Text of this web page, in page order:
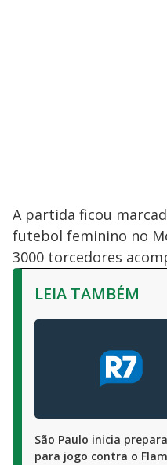
A partida ficou
futebol feminino no
3000 torcedores
LEIA TAMBÉM
São Paulo inicia
para jogo contra o